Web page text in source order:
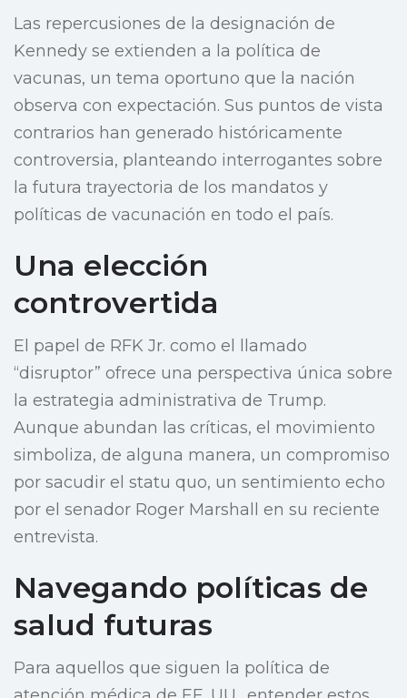
Las repercusiones de la designación de
Kennedy se extienden a la política de
vacunas, un tema oportuno que la nación
observa con expectación. Sus puntos de vista
contrarios han generado históricamente
controversia, planteando interrogantes sobre
la futura trayectoria de los mandatos y
políticas de vacunación en todo el país.
Una elección
controvertida
El papel de RFK Jr. como el llamado
“disruptor” ofrece una perspectiva única sobre
la estrategia administrativa de Trump.
Aunque abundan las críticas, el movimiento
simboliza, de alguna manera, un compromiso
por sacudir el statu quo, un sentimiento echo
por el senador Roger Marshall en su reciente
entrevista.
Navegando políticas de
salud futuras
Para aquellos que siguen la política de